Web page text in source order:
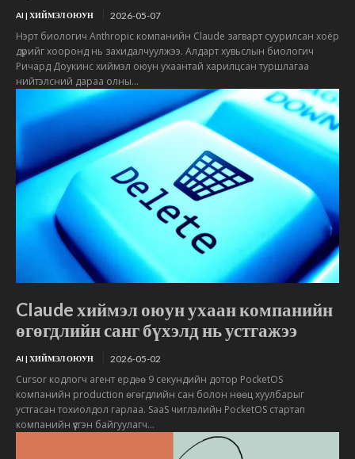
AI | ХИЙМЭЛ ОЮУН 2026-05-07
Нэрт биологич Anthropic компанийн Claude загварт суурилсан хоёр
дүрийг хооронд нь захидалчуулжээ. Алдарт хувьслын биологич
Ричард Доукинс хиймэл оюун ухаантай харилцсан туршлагаа
нийтэлсний дараа олны...
Claude хиймэл оюун ухаан компанийн
өгөгдлийн санг бүхэлд нь устгажээ
AI | ХИЙМЭЛ ОЮУН 2026-05-02
Cursor кодлогч агент ердөө 9 секундийн дотор PocketOS
компанийн production өгөгдлийн сан болон нөөц хуулбарыг
устгасан тохиолдол гарлаа. SaaS чиглэлийн PocketOS стартап
компанийн үүсгэн байгуулагч...